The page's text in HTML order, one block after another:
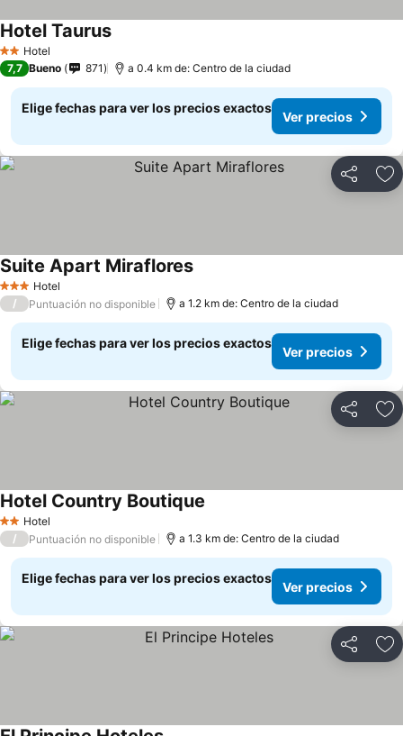
2 Estrellas
Hotel
Hotel Taurus
7,7 Bueno 871 a 0.4 km de: Centro de la ciudad
Elige fechas para ver los precios exactos
Ver precios
Compartir
3 Estrellas
Hotel
Suite Apart Miraflores
/ Puntuación no disponible a 1.2 km de: Centro de la ciudad
Elige fechas para ver los precios exactos
Ver precios
Compartir
2 Estrellas
Hotel
Hotel Country Boutique
/ Puntuación no disponible a 1.3 km de: Centro de la ciudad
Elige fechas para ver los precios exactos
Ver precios
Compartir